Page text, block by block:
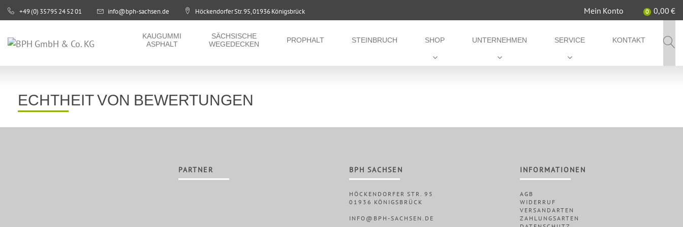
KAUGUMMI
ASPHALT
SÄCHSISCHE
STEINBRUCH
+49 (0) 35795 24 52 01 info@bph-sachsen.de Höckendorfer Str. 95, 01936 Königsbrück Mein Konto 0 0,00 €
KAUGUMMI
ASPHALT
SÄCHSISCHE
WEGEDECKEN
PROPHALT STEINBRUCH SHOP UNTERNEHMEN SERVICE KONTAKT
ECHTHEIT VON BEWERTUNGEN
PARTNER BPH SACHSEN
HÖCKENDORFER STR. 95
01936 KÖNIGSBRÜCK
INFO@BPH-SACHSEN.DE
INFORMATIONEN
AGB
WIDERRUF
VERSANDARTEN
ZAHLUNGSARTEN